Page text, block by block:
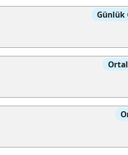
Günlük